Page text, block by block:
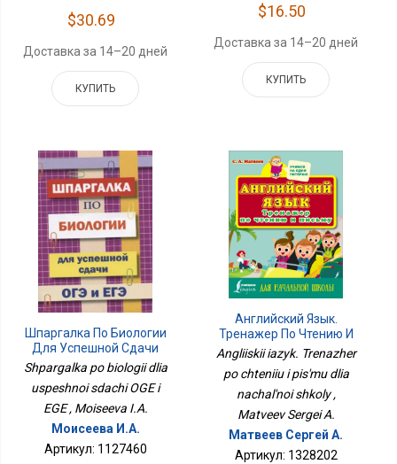
$30.69
Доставка за 14–20 дней
КУПИТЬ
$16.50
Доставка за 14–20 дней
КУПИТЬ
Шпаргалка По Биологии
Для Успешной Сдачи
ОГЭ И ЕГЭ
Shpargalka po biologii dlia
uspeshnoi sdachi OGE i
EGE , Moiseeva I.A.
Моисеева И.А.
Артикул: 1127460
Английский Язык.
Тренажер По Чтению И
Письму Для Начальной
Школы
Angliiskii iazyk. Trenazher
po chteniiu i pis'mu dlia
nachal'noi shkoly ,
Matveev Sergei A.
Матвеев Сергей А.
Артикул: 1328202